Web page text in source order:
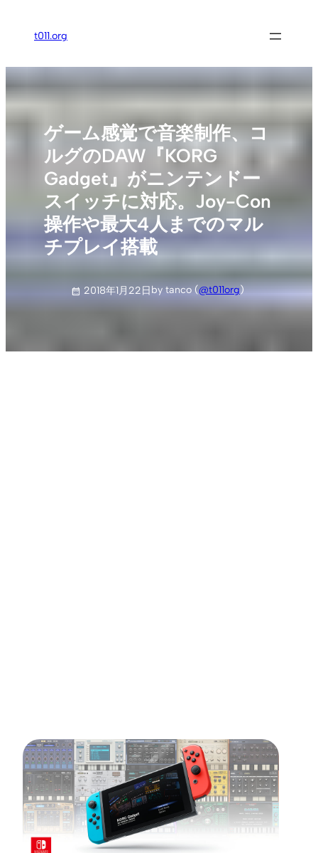
ス
ッ
t011.org
ゲーム感覚で音楽制作、コ
ルグのDAW『KORG
Gadget』がニンテンドー
スイッチに対応。Joy-Con
操作や最大4人までのマル
チプレイ搭載
2018年1月22日by tanco (@t011org)